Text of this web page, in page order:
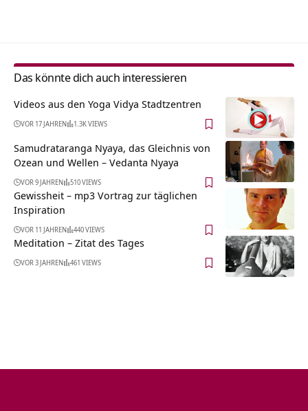
Das könnte dich auch interessieren
Videos aus den Yoga Vidya Stadtzentren
VOR 17 JAHREN 1.3K VIEWS
Samudrataranga Nyaya, das Gleichnis von
Ozean und Wellen – Vedanta Nyaya
VOR 9 JAHREN 510 VIEWS
Gewissheit – mp3 Vortrag zur täglichen
Inspiration
VOR 11 JAHREN 440 VIEWS
Meditation – Zitat des Tages
VOR 3 JAHREN 461 VIEWS